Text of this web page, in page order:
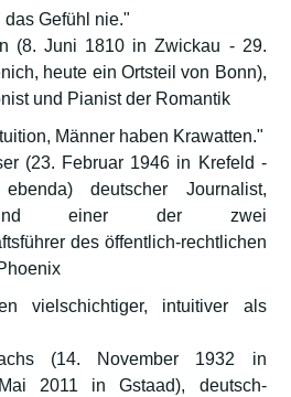
das Gefühl nie."
(8. Juni 1810 in Zwickau - 29.
heute ein Ortsteil von Bonn),
und Pianist der Romantik
Männer haben Krawatten."
(23. Februar 1946 in Krefeld -
deutscher Journalist,
und einer der zwei
des öffentlich-rechtlichen
vielschichtiger, intuitiver als
(14. November 1932 in
2011 in Gstaad), deutsch-